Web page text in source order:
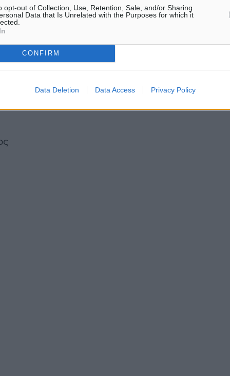
opt-out of Collection, Use, Retention, Sale, and/or Sharing
Data that Is Unrelated with the Purposes for which it
CONFIRM
Data Deletion Data Access Privacy Policy